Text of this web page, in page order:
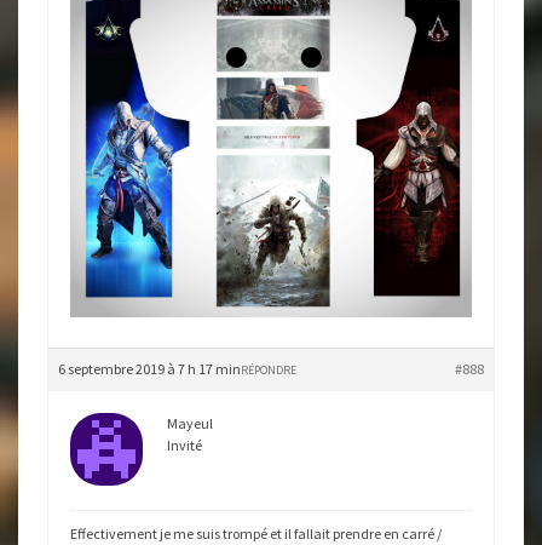
6 septembre 2019 à 7 h 17 min #888
RÉPONDRE
Mayeul
Invité
Effectivement je me suis trompé et il fallait prendre en carré /